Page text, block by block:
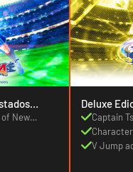
of New
Captain
V Jump